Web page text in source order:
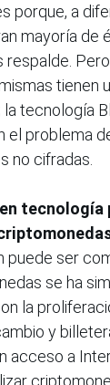
porque, a
mayoría de
respalde.
tienen
tecnología
el problema
no cifradas.
tecnología
ser
se ha
la
y
acceso a